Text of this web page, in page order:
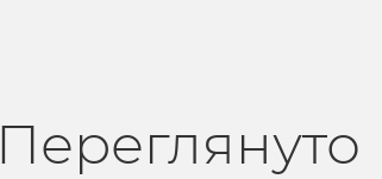
Переглянуто